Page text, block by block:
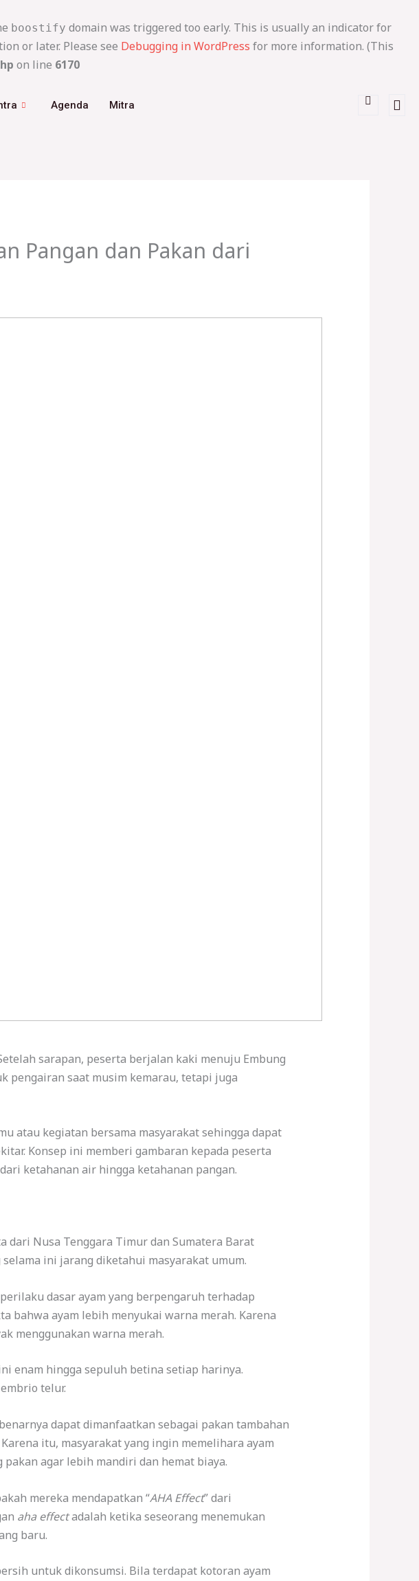
boostify domain was triggered too early. This is usually an indicator for
or later. Please see Debugging in WordPress for more information. (This
on line 6170
Agenda Mitra
Pangan dan Pakan dari
sarapan, peserta berjalan kaki menuju Embung
pengairan saat musim kemarau, tetapi juga
atau kegiatan bersama masyarakat sehingga dapat
Konsep ini memberi gambaran kepada peserta
ketahanan air hingga ketahanan pangan.
dari Nusa Tenggara Timur dan Sumatera Barat
ini jarang diketahui masyarakat umum.
dasar ayam yang berpengaruh terhadap
bahwa ayam lebih menyukai warna merah. Karena
menggunakan warna merah.
enam hingga sepuluh betina setiap harinya.
telur.
dapat dimanfaatkan sebagai pakan tambahan
itu, masyarakat yang ingin memelihara ayam
agar lebih mandiri dan hemat biaya.
mereka mendapatkan “AHA Effect” dari
aha effectadalah ketika seseorang menemukan
baru.
untuk dikonsumsi. Bila terdapat kotoran ayam